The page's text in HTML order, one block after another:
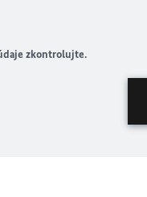
zkontrolujte.